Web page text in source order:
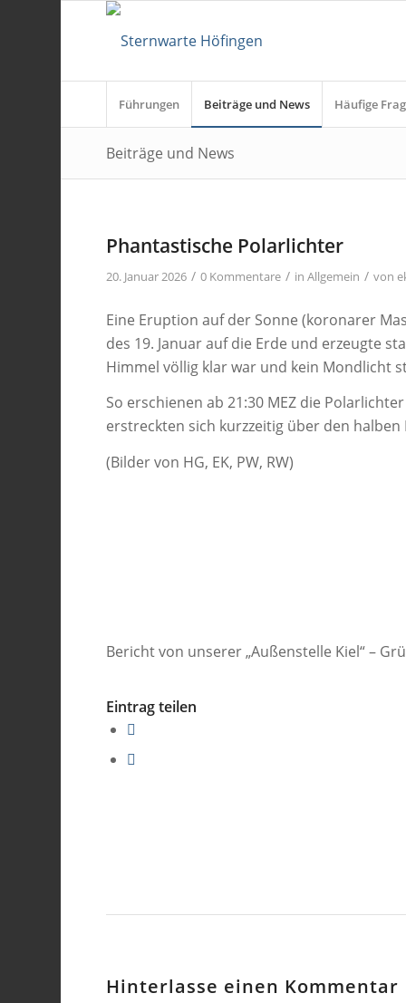
Führungen Beiträge und News Häufige
Beiträge und News
Phantastische Polarlichter
20. Januar 2026 / 0 Kommentare / inAllgemein / von
Eine Eruption auf der Sonne (koronarer
des 19. Januar auf die Erde und erzeugte
Himmel völlig klar war und kein Mondlicht
So erschienen ab 21:30 MEZ die
erstreckten sich kurzzeitig über den
(Bilder von HG, EK, PW, RW)
Bericht von unserer „Außenstelle Kiel“ –
Eintrag teilen
Hinterlasse einen Kommentar